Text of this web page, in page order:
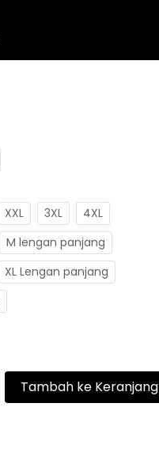
XXL 3XL
4XL
M lengan panjang
XL Lengan panjang
`Tambah ke Keranjang